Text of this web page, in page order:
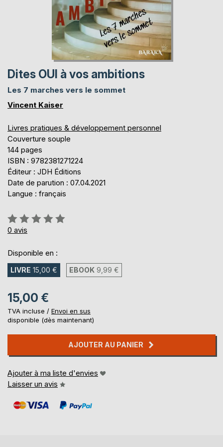
Dites OUI à vos ambitions
Les 7 marches vers le sommet
Vincent Kaiser
Livres pratiques & développement personnel
Couverture souple
144 pages
ISBN : 9782381271224
Éditeur : JDH Éditions
Date de parution : 07.04.2021
Langue : français
Évaluation:
0%
0 avis
Disponible en :
LIVRE 15,00 € EBOOK 9,99 €
15,00 €
TVA incluse / Envoi en sus
disponible (dès maintenant)
AJOUTER AU PANIER
Ajouter à ma liste d'envies
Laisser un avis